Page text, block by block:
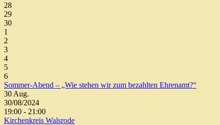
28
29
30
1
2
3
4
5
6
Sommer-Abend – „Wie stehen wir zum bezahlten Ehrenamt?“
30 Aug.
30/08/2024
19:00 - 21:00
Kirchenkreis Walsrode